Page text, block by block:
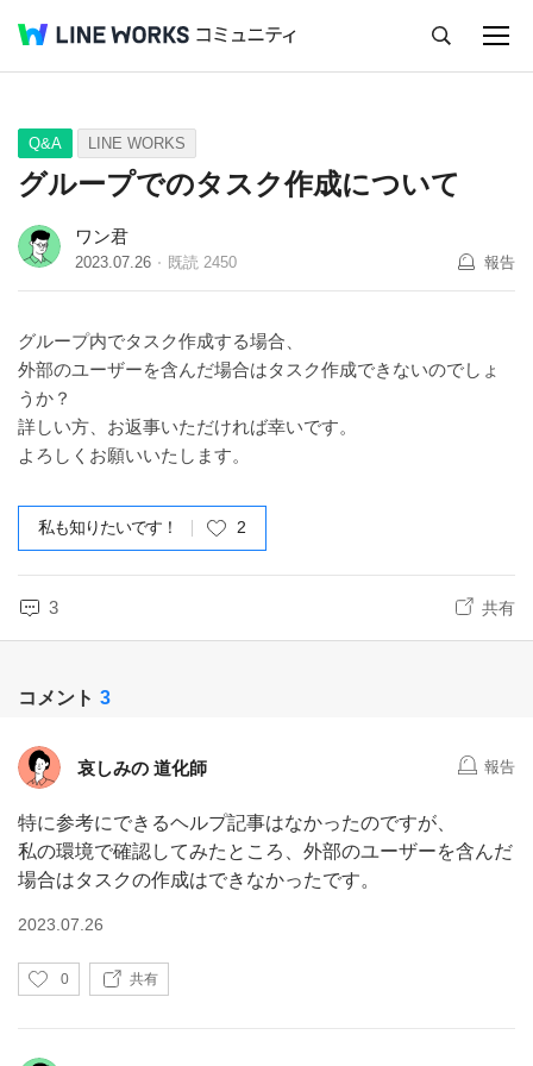
Q&A Tips Ideas
Q&A LINE WORKS
グループでのタスク作成について
ワン君
2023.07.26 既読 2450 報告
グループ内でタスク作成する場合、
外部のユーザーを含んだ場合はタスク作成できないのでしょ
うか？
詳しい方、お返事いただければ幸いです。
よろしくお願いいたします。
私も知りたいです！ 2
3 共有
コメント 3
哀しみの 道化師 報告
特に参考にできるヘルプ記事はなかったのですが、
私の環境で確認してみたところ、外部のユーザーを含んだ
場合はタスクの作成はできなかったです。
2023.07.26
い
0 共有